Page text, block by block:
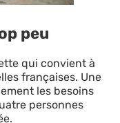
peu
qui convient à
françaises. Une
les besoins
personnes